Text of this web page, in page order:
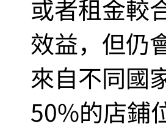
或者租金較
效益，但仍
來自不同國
50%的店鋪